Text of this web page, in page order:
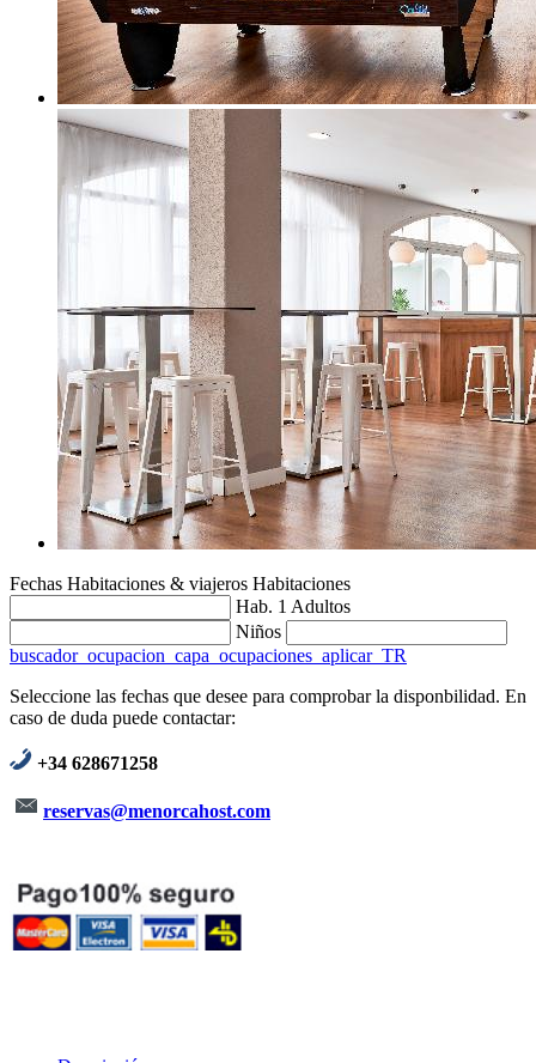
Fechas Habitaciones & viajeros Habitaciones
Hab. 1 Adultos
Niños
buscador_ocupacion_capa_ocupaciones_aplicar_TR
Seleccione las fechas que desee para comprobar la disponbilidad. En
caso de duda puede contactar:
+34 628671258
reservas@menorcahost.com